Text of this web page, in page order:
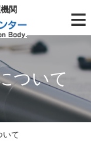
関 ≡
ついて
いて